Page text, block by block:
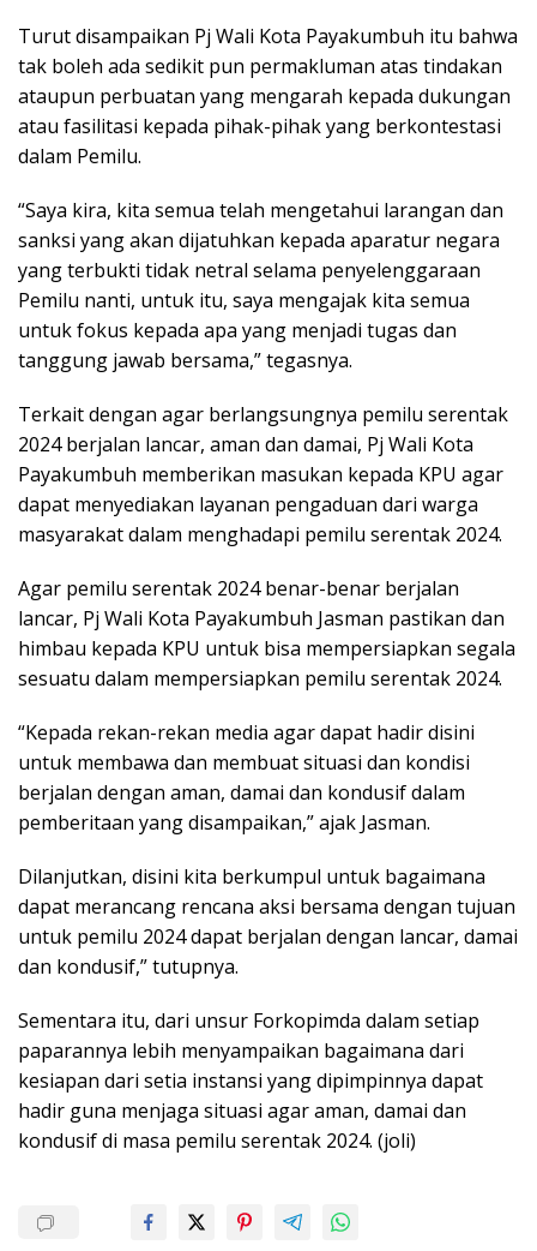
Turut disampaikan Pj Wali Kota Payakumbuh itu bahwa
tak boleh ada sedikit pun permakluman atas tindakan
ataupun perbuatan yang mengarah kepada dukungan
atau fasilitasi kepada pihak-pihak yang berkontestasi
dalam Pemilu.
“Saya kira, kita semua telah mengetahui larangan dan
sanksi yang akan dijatuhkan kepada aparatur negara
yang terbukti tidak netral selama penyelenggaraan
Pemilu nanti, untuk itu, saya mengajak kita semua
untuk fokus kepada apa yang menjadi tugas dan
tanggung jawab bersama,” tegasnya.
Terkait dengan agar berlangsungnya pemilu serentak
2024 berjalan lancar, aman dan damai, Pj Wali Kota
Payakumbuh memberikan masukan kepada KPU agar
dapat menyediakan layanan pengaduan dari warga
masyarakat dalam menghadapi pemilu serentak 2024.
Agar pemilu serentak 2024 benar-benar berjalan
lancar, Pj Wali Kota Payakumbuh Jasman pastikan dan
himbau kepada KPU untuk bisa mempersiapkan segala
sesuatu dalam mempersiapkan pemilu serentak 2024.
“Kepada rekan-rekan media agar dapat hadir disini
untuk membawa dan membuat situasi dan kondisi
berjalan dengan aman, damai dan kondusif dalam
pemberitaan yang disampaikan,” ajak Jasman.
Dilanjutkan, disini kita berkumpul untuk bagaimana
dapat merancang rencana aksi bersama dengan tujuan
untuk pemilu 2024 dapat berjalan dengan lancar, damai
dan kondusif,” tutupnya.
Sementara itu, dari unsur Forkopimda dalam setiap
paparannya lebih menyampaikan bagaimana dari
kesiapan dari setia instansi yang dipimpinnya dapat
hadir guna menjaga situasi agar aman, damai dan
kondusif di masa pemilu serentak 2024. (joli)